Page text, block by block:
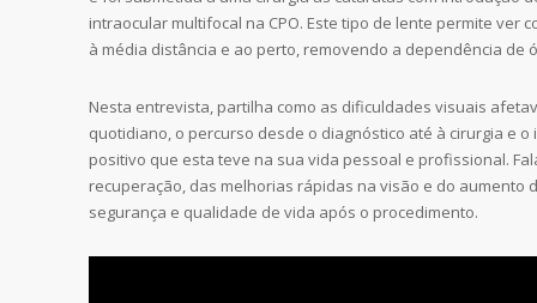
intraocular multifocal na CPO. Este tipo de lente permite ver
à média distância e ao perto, removendo a dependência de
Nesta entrevista, partilha como as dificuldades visuais
quotidiano, o percurso desde o diagnóstico até à cirurgia e o
positivo que esta teve na sua vida pessoal e profissional.
recuperação, das melhorias rápidas na visão e do aumento
segurança e qualidade de vida após o procedimento.